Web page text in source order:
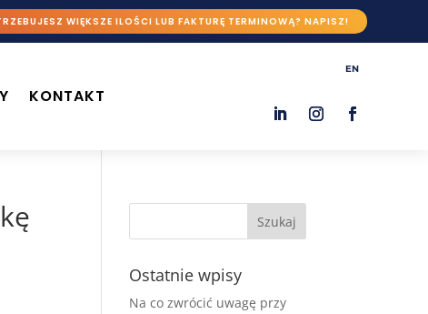
WIĘKSZE ILOŚCI LUB FAKTURĘ TERMINOWĄ? NAPISZ!
KONTAKT
EN
Ostatnie wpisy
Na co zwrócić uwagę przy